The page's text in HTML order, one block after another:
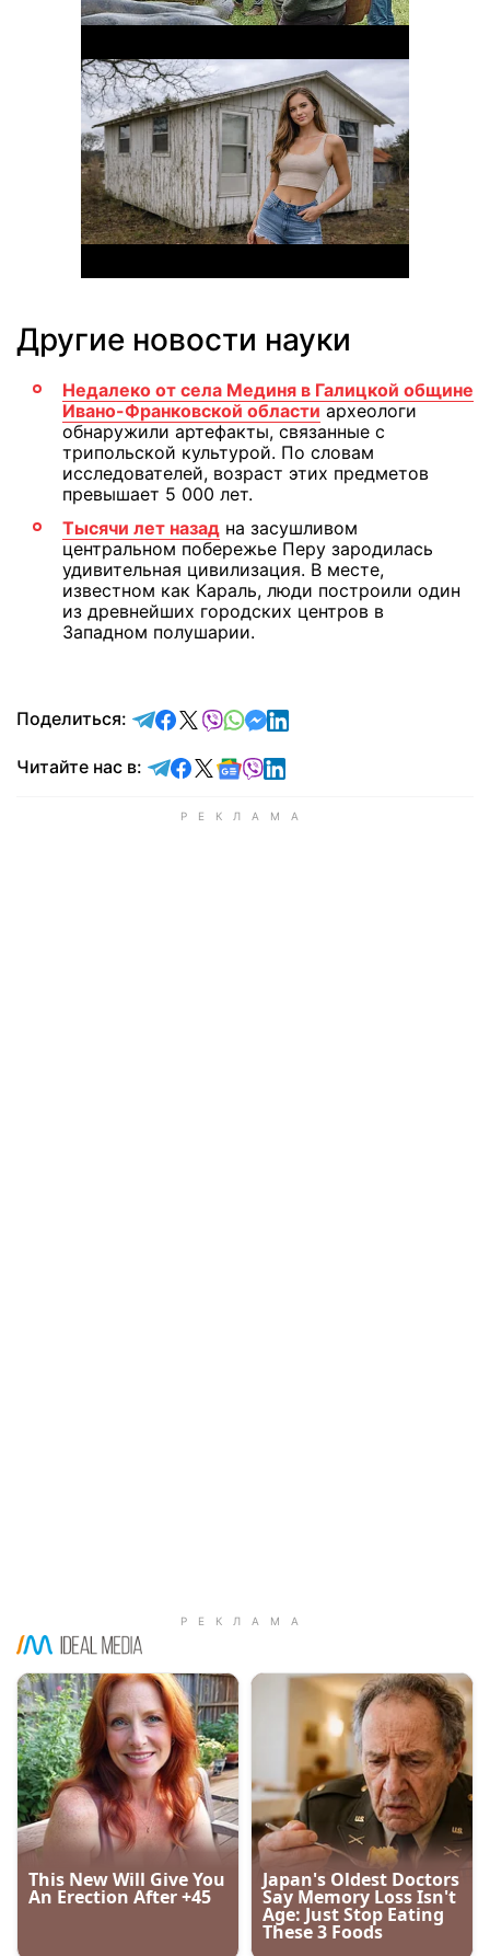
Другие новости науки
Недалеко от села Мединя в Галицкой общине
Ивано-Франковской области археологи
обнаружили артефакты, связанные с
трипольской культурой. По словам
исследователей, возраст этих предметов
превышает 5 000 лет.
Тысячи лет назад на засушливом
центральном побережье Перу зародилась
удивительная цивилизация. В месте,
известном как Караль, люди построили один
из древнейших городских центров в
Западном полушарии.
Поделиться: отправить в Telegram
поделиться в Facebook
поделиться в X
отправить в Viber
отправить в Whatsapp
отправить в Messenger
отправить в LinkedIn
Читайте нас в: Читайте в Telegram
Читайте в Facebook
Читайте в X
Читайте в Google news
Читайте в Viber
Читайте в LinkedIn